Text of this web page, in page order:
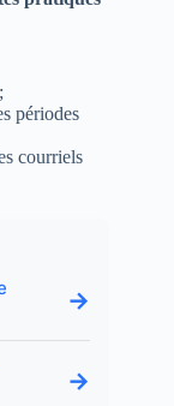
périodes
courriels
→
→